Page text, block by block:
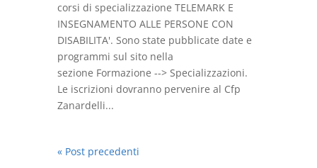
corsi di specializzazione TELEMARK E
INSEGNAMENTO ALLE PERSONE CON
DISABILITA'. Sono state pubblicate date e
programmi sul sito nella
sezione Formazione --> Specializzazioni.
Le iscrizioni dovranno pervenire al Cfp
Zanardelli...
« Post precedenti